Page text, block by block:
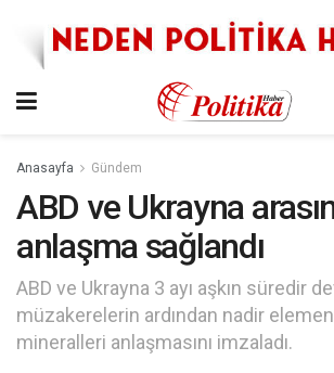
Anasayfa Gündem
ABD ve Ukrayna
anlaşma sağlandı
ABD ve Ukrayna 3 ayı aşkın süredir
müzakerelerin ardından nadir
mineralleri anlaşmasını imzaladı.